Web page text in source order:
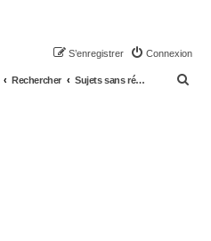
Connexion
S’enregistrer
Rechercher Sujets sans réponse